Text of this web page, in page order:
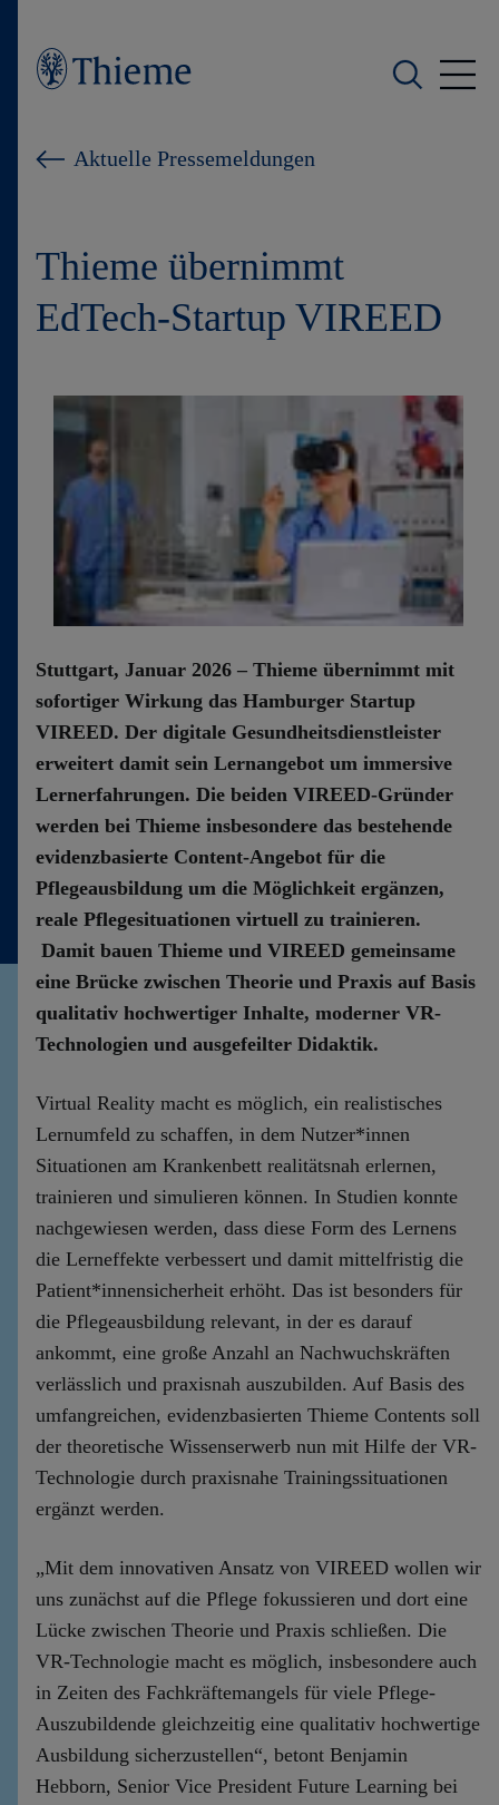
Wen wir unterstützen
Produkte
Shop
Karriere
Kontakt
Aktuelle Pressemeldungen
Thieme übernimmt
EdTech-Startup VIREED
Stuttgart, Januar 2026 – Thieme übernimmt mit
sofortiger Wirkung das Hamburger Startup
VIREED. Der digitale Gesundheitsdienstleister
erweitert damit sein Lernangebot um immersive
Lernerfahrungen. Die beiden VIREED-Gründer
werden bei Thieme insbesondere das bestehende
evidenzbasierte Content-Angebot für die
Pflegeausbildung um die Möglichkeit ergänzen,
reale Pflegesituationen virtuell zu trainieren.
Damit bauen Thieme und VIREED gemeinsame
eine Brücke zwischen Theorie und Praxis auf Basis
qualitativ hochwertiger Inhalte, moderner VR-
Technologien und ausgefeilter Didaktik.
Virtual Reality macht es möglich, ein realistisches
Lernumfeld zu schaffen, in dem Nutzer*innen
Situationen am Krankenbett realitätsnah erlernen,
trainieren und simulieren können. In Studien konnte
nachgewiesen werden, dass diese Form des Lernens
die Lerneffekte verbessert und damit mittelfristig die
Patient*innensicherheit erhöht. Das ist besonders für
die Pflegeausbildung relevant, in der es darauf
ankommt, eine große Anzahl an Nachwuchskräften
verlässlich und praxisnah auszubilden. Auf Basis des
umfangreichen, evidenzbasierten Thieme Contents soll
der theoretische Wissenserwerb nun mit Hilfe der VR-
Technologie durch praxisnahe Trainingssituationen
ergänzt werden.
„Mit dem innovativen Ansatz von VIREED wollen wir
uns zunächst auf die Pflege fokussieren und dort eine
Lücke zwischen Theorie und Praxis schließen. Die
VR-Technologie macht es möglich, insbesondere auch
in Zeiten des Fachkräftemangels für viele Pflege-
Auszubildende gleichzeitig eine qualitativ hochwertige
Ausbildung sicherzustellen“, betont Benjamin
Hebborn, Senior Vice President Future Learning bei